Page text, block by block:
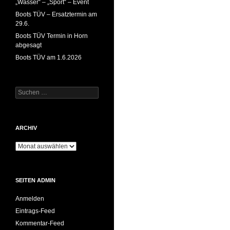
„Wasser“ – „Sport“ – Event
Boots TÜV – Ersatztermin am
29.6.
Boots TÜV Termin in Horn
abgesagt
Boots TÜV am 1.6.2026
Suchen
nach:
ARCHIV
Archiv
SEITEN ADMIN
Anmelden
Eintrags-Feed
Kommentar-Feed